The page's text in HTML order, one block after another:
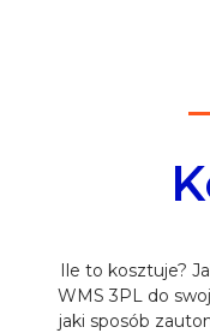
Ile to kosztuje?
WMS 3PL do
jaki sposób